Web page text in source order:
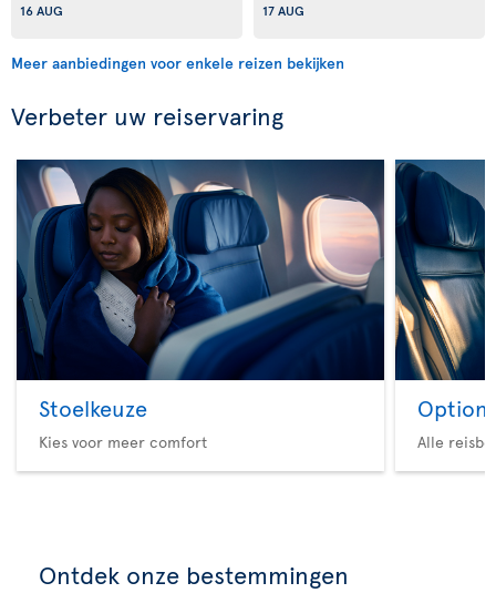
16 AUG
17 AUG
Meer aanbiedingen voor enkele reizen bekijken
Verbeter uw reiservaring
Stoelkeuze
Kies voor meer comfort
Option
Alle
Ontdek onze bestemmingen